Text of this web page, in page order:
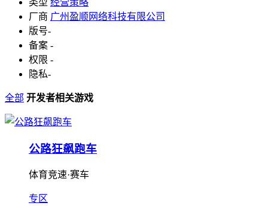
厂商 广州盈顺网络科技有限公司
版号-
备案 -
权限 -
隐私-
全部 开发者相关游戏
公路狂飙跑车
体育竞速·赛车
专区